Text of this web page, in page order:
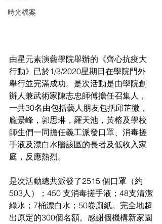
時光檔案
由星元素演藝學院舉辦的《齊心抗疫大
行動》已於1/3/2020星期日在學院門外
舉行並完滿成功。是次活動是由學院創
辦人兼武術家陳志忠師傅擔任召集人，
一共30名由包括藝人朋友包括邱芷微，
龐景峰，郭思琳，羅天池，黃榕及學校
師生們一同擔任義工派發口罩、消毒搓
手液及漂白水贈該區的長者及低收入家
庭，反應熱烈。
是次活動總共派發了2515 個口罩（約
503人）；450 支消毒搓手液；48支清潔
綠水；7桶漂白水；50卷廁紙。完全地超
出原定的300個名額。感謝個機構新家園